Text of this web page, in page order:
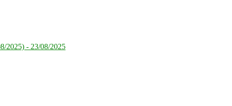
2025) - 23/08/2025